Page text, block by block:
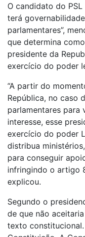
O candidato do
terá
parlamentares”,
que determina
presidente da
exercício do poder
“A partir do
República, no caso
parlamentares para
interesse, esse
exercício do poder
distribua
para conseguir
infringindo o artigo
explicou.
Segundo o
de que não
texto constitucional.